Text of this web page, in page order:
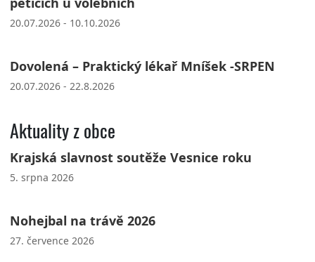
20.07.2026 - 10.10.2026
Dovolená – Praktický lékař Mníšek -SRPEN
20.07.2026 - 22.8.2026
Aktuality z obce
Krajská slavnost soutěže Vesnice roku
5. srpna 2026
Nohejbal na trávě 2026
27. července 2026